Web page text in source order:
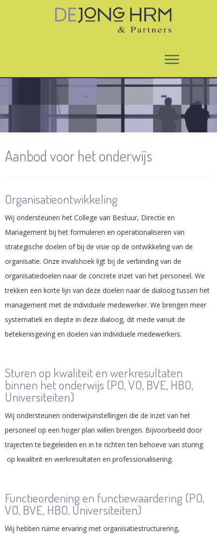
inhoud
Aanbod voor het onderwijs
Organisatieontwikkeling
Wij ondersteunen het College van Bestuur, Directie en
Management bij het formuleren en operationaliseren van
strategische doelen of bij de visie op de ontwikkeling van de
organisatie. Onze invalshoek ligt bij de verbinding van de
organisatiedoelen naar de concrete inzet van het personeel. We
trekken een korte lijn van deze doelen naar de dialoog tussen het
management met de individuele medewerker. We brengen meer
systematiek en diepte in deze dialoog, dit mede vanuit de
betekenisgeving en doelen van individuele medewerkers.
Sturen op kwaliteit en werkresultaten
binnen het onderwijs (PO, VO, BVE, HBO,
Universiteiten)
Wij ondersteunen onderwijsinstellingen die de inzet van het
personeel op een hoger plan willen brengen. Bijvoorbeeld door
trajecten te begeleiden en in te richten ten behoeve van sturing
op kwaliteit en werkresultaten en professionalisering.
Functieordening en functiewaardering (PO,
VO, BVE, HBO, Universiteiten)
Wij hebben ruime ervaring met organisatiestructurering,